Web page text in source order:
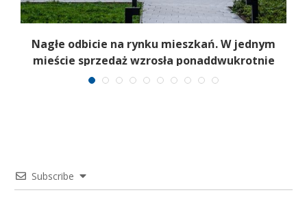
Nagłe odbicie na rynku mieszkań. W jednym
mieście sprzedaż wzrosła ponaddwukrotnie
Subscribe